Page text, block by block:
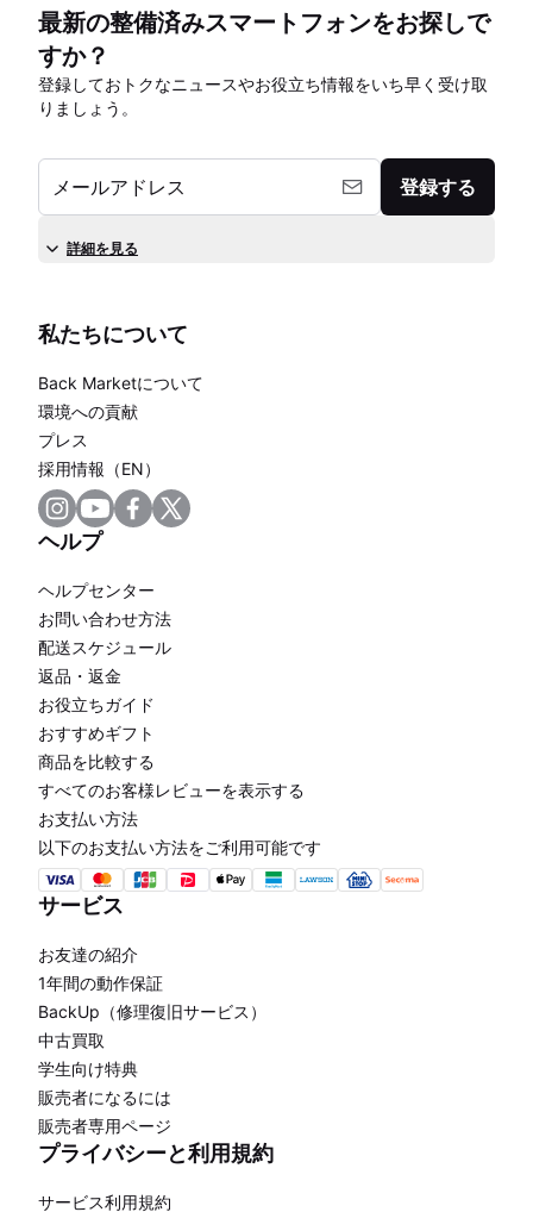
最新の整備済みスマートフォンをお探しで
すか？
登録しておトクなニュースやお役立ち情報をいち早く受け取
りましょう。
メールアドレス 登録する
詳細を見る
私たちについて
Back Marketについて
環境への貢献
プレス
採用情報（EN）
ヘルプ
ヘルプセンター
お問い合わせ方法
配送スケジュール
返品・返金
お役立ちガイド
おすすめギフト
商品を比較する
すべてのお客様レビューを表示する
お支払い方法
以下のお支払い方法をご利用可能です
サービス
お友達の紹介
1年間の動作保証
BackUp（修理復旧サービス）
中古買取
学生向け特典
販売者になるには
販売者専用ページ
プライバシーと利用規約
サービス利用規約